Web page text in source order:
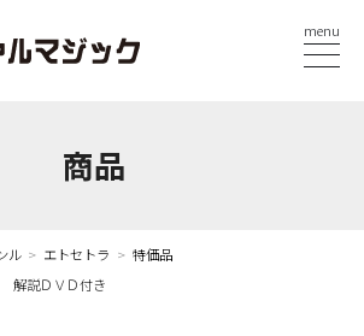
menu
商品
ル エトセトラ
特価品
説ＤＶＤ付き